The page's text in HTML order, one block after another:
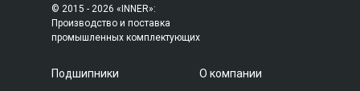
© 2015 - 2026 «INNER»:
Производство и поставка
промышленных комплектующих
Подшипники
О компании